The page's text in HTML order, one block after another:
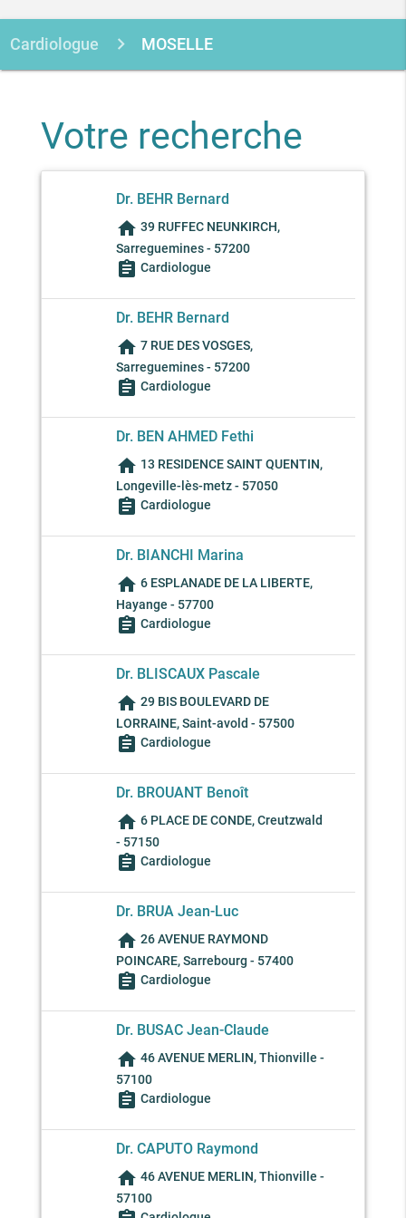
Cardiologue MOSELLE
Votre recherche
Dr. BEHR Bernard
home 39 RUFFEC NEUNKIRCH,
Sarreguemines - 57200
assignment Cardiologue
Dr. BEHR Bernard
home 7 RUE DES VOSGES,
Sarreguemines - 57200
assignment Cardiologue
Dr. BEN AHMED Fethi
home 13 RESIDENCE SAINT QUENTIN,
Longeville-lès-metz - 57050
assignment Cardiologue
Dr. BIANCHI Marina
home 6 ESPLANADE DE LA LIBERTE,
Hayange - 57700
assignment Cardiologue
Dr. BLISCAUX Pascale
home 29 BIS BOULEVARD DE
LORRAINE, Saint-avold - 57500
assignment Cardiologue
Dr. BROUANT Benoît
home 6 PLACE DE CONDE, Creutzwald
- 57150
assignment Cardiologue
Dr. BRUA Jean-Luc
home 26 AVENUE RAYMOND
POINCARE, Sarrebourg - 57400
assignment Cardiologue
Dr. BUSAC Jean-Claude
home 46 AVENUE MERLIN, Thionville -
57100
assignment Cardiologue
Dr. CAPUTO Raymond
home 46 AVENUE MERLIN, Thionville -
57100